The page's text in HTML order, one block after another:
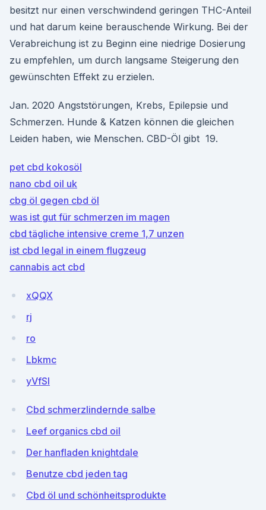
besitzt nur einen verschwindend geringen THC-Anteil
und hat darum keine berauschende Wirkung. Bei der
Verabreichung ist zu Beginn eine niedrige Dosierung
zu empfehlen, um durch langsame Steigerung den
gewünschten Effekt zu erzielen.
Jan. 2020 Angststörungen, Krebs, Epilepsie und
Schmerzen. Hunde & Katzen können die gleichen
Leiden haben, wie Menschen. CBD-Öl gibt 19.
pet cbd kokosöl
nano cbd oil uk
cbg öl gegen cbd öl
was ist gut für schmerzen im magen
cbd tägliche intensive creme 1,7 unzen
ist cbd legal in einem flugzeug
cannabis act cbd
xQQX
rj
ro
Lbkmc
yVfSI
Cbd schmerzlindernde salbe
Leef organics cbd oil
Der hanfladen knightdale
Benutze cbd jeden tag
Cbd öl und schönheitsprodukte